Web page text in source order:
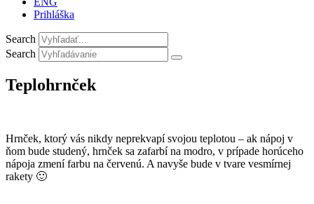
Prihláška
Search
Search
Teplohrnček
Hrnček, ktorý vás nikdy neprekvapí svojou teplotou – ak nápoj v
ňom bude studený, hrnček sa zafarbí na modro, v prípade horúceho
nápoja zmení farbu na červenú. A navyše bude v tvare vesmírnej
rakety 🙂